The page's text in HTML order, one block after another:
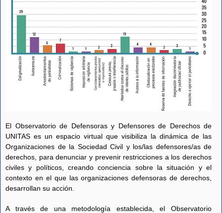
El Observatorio de Defensoras y Defensores de Derechos de
UNITAS es un espacio virtual que visibiliza la dinámica de las
Organizaciones de la Sociedad Civil y los/las defensores/as de
derechos, para denunciar y prevenir restricciones a los derechos
civiles y políticos, creando conciencia sobre la situación y el
contexto en el que las organizaciones defensoras de derechos,
desarrollan su acción.
A través de una metodología establecida, el Observatorio